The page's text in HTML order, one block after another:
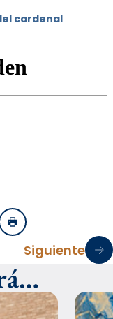
cardenal
Imprimir
Siguiente